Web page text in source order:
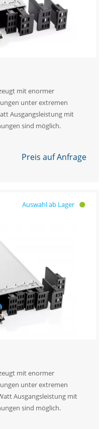
mit enormer
unter extremen
Ausgangsleistung mit
sind möglich.
Preis auf Anfrage
Auswahl ab Lager
mit enormer
unter extremen
Ausgangsleistung mit
sind möglich.